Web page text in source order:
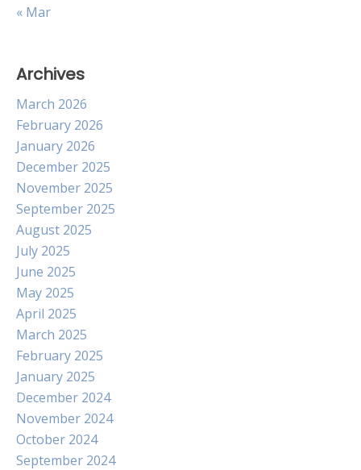
« Mar
Archives
March 2026
February 2026
January 2026
December 2025
November 2025
September 2025
August 2025
July 2025
June 2025
May 2025
April 2025
March 2025
February 2025
January 2025
December 2024
November 2024
October 2024
September 2024